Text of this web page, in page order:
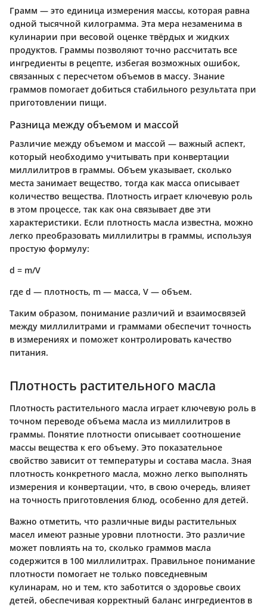
Грамм — это единица измерения массы, которая равна
одной тысячной килограмма. Эта мера незаменима в
кулинарии при весовой оценке твёрдых и жидких
продуктов. Граммы позволяют точно рассчитать все
ингредиенты в рецепте, избегая возможных ошибок,
связанных с пересчетом объемов в массу. Знание
граммов помогает добиться стабильного результата при
приготовлении пищи.
Разница между объемом и массой
Различие между объемом и массой — важный аспект,
который необходимо учитывать при конвертации
миллилитров в граммы. Объем указывает, сколько
места занимает вещество, тогда как масса описывает
количество вещества. Плотность играет ключевую роль
в этом процессе, так как она связывает две эти
характеристики. Если плотность масла известна, можно
легко преобразовать миллилитры в граммы, используя
простую формулу:
d = m/V
где d — плотность, m — масса, V — объем.
Таким образом, понимание различий и взаимосвязей
между миллилитрами и граммами обеспечит точность
в измерениях и поможет контролировать качество
питания.
Плотность растительного масла
Плотность растительного масла играет ключевую роль в
точном переводе объема масла из миллилитров в
граммы. Понятие плотности описывает соотношение
массы вещества к его объему. Это показательное
свойство зависит от температуры и состава масла. Зная
плотность конкретного масла, можно легко выполнять
измерения и конвертации, что, в свою очередь, влияет
на точность приготовления блюд, особенно для детей.
Важно отметить, что различные виды растительных
масел имеют разные уровни плотности. Это различие
может повлиять на то, сколько граммов масла
содержится в 100 миллилитрах. Правильное понимание
плотности помогает не только повседневным
кулинарам, но и тем, кто заботится о здоровье своих
детей, обеспечивая корректный баланс ингредиентов в